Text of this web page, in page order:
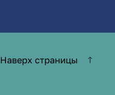
Наверх страницы